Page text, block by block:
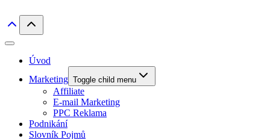
Úvod
Marketing Toggle child menu
Affiliate
E-mail Marketing
PPC Reklama
Podnikání
Slovník Pojmů